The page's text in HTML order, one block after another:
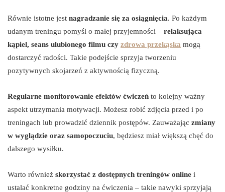
Równie istotne jest nagradzanie się za osiągnięcia. Po każdym
udanym treningu pomyśl o małej przyjemności – relaksująca
kąpiel, seans ulubionego filmu czy zdrowa przekąska mogą
dostarczyć radości. Takie podejście sprzyja tworzeniu
pozytywnych skojarzeń z aktywnością fizyczną.
Regularne monitorowanie efektów ćwiczeń to kolejny ważny
aspekt utrzymania motywacji. Możesz robić zdjęcia przed i po
treningach lub prowadzić dziennik postępów. Zauważając zmiany
w wyglądzie oraz samopoczuciu, będziesz miał większą chęć do
dalszego wysiłku.
Warto również skorzystać z dostępnych treningów online i
ustalać konkretne godziny na ćwiczenia – takie nawyki sprzyjają